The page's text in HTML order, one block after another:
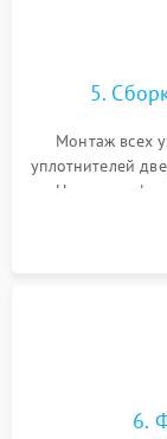
5.
Монтаж всех
уплотнителей
Надежная
сборка
6.